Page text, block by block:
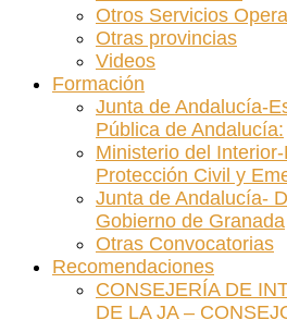
Otros Servicios
Otras provincias
Videos
Formación
Junta de Andalucía-
Pública de Andalucía:
Ministerio del
Protección Civil y
Junta de Andalucía-
Gobierno de Granada
Otras Convocatorias
Recomendaciones
CONSEJERÍA DE
DE LA JA –